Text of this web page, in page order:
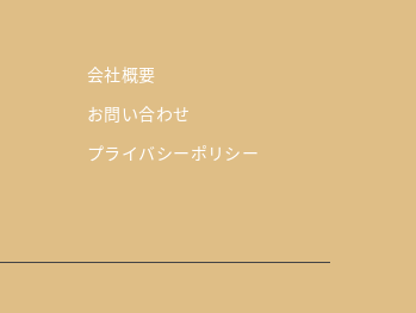
会社概要
お問い合わせ
プライバシーポリシー